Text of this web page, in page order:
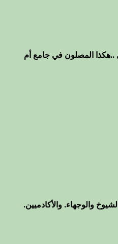
..هكذا المصلون في جامع أم
والوجهاء. والأكادميين.